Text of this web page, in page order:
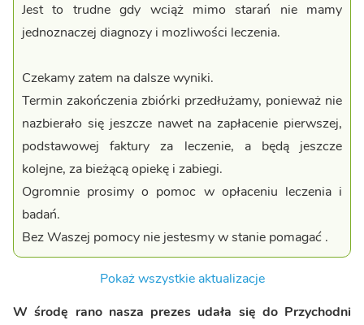
Jest to trudne gdy wciąż mimo starań nie mamy
jednoznaczej diagnozy i mozliwości leczenia.
Czekamy zatem na dalsze wyniki.
Termin zakończenia zbiórki przedłużamy, ponieważ nie
nazbierało się jeszcze nawet na zapłacenie pierwszej,
podstawowej faktury za leczenie, a będą jeszcze
kolejne, za bieżącą opiekę i zabiegi.
Ogromnie prosimy o pomoc w opłaceniu leczenia i
badań.
Bez Waszej pomocy nie jestesmy w stanie pomagać .
Pokaż wszystkie aktualizacje
W środę rano nasza prezes udała się do Przychodni